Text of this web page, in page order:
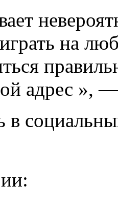
на
адрес »,
в